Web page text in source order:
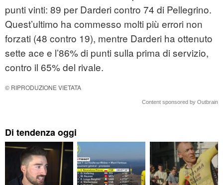
punti vinti: 89 per Darderi contro 74 di Pellegrino.
Quest’ultimo ha commesso molti più errori non
forzati (48 contro 19), mentre Darderi ha ottenuto
sette ace e l’86% di punti sulla prima di servizio,
contro il 65% del rivale.
© RIPRODUZIONE VIETATA
Content sponsored by Outbrain
Di tendenza oggi